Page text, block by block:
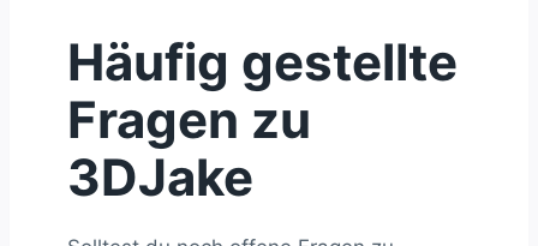
Häufig gestellte
Fragen zu
3DJake